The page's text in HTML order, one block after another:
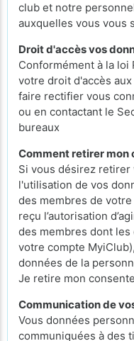
club et notre
auxquelles vous vous
Droit d'accès vos
Conformément à la loi
votre droit d'accès
faire rectifier vous
ou en contactant le
bureaux
Comment retirer mon
Si vous désirez
l'utilisation de vos
des membres de
reçu l’autorisation
des membres dont
votre compte
données de la
Je retire mon
Communication de
Vous données
communiquées à des